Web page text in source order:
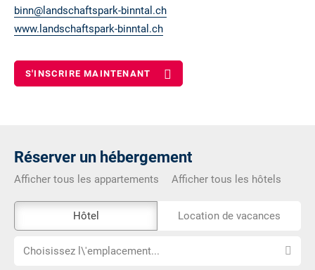
binn@landschaftspark-binntal.ch
www.landschaftspark-binntal.ch
S'INSCRIRE MAINTENANT
Réserver un hébergement
Afficher tous les appartements Afficher tous les hôtels
de
réservation
Hôtel Location de vacances
Choisissez
Choisissez l\'emplacement...